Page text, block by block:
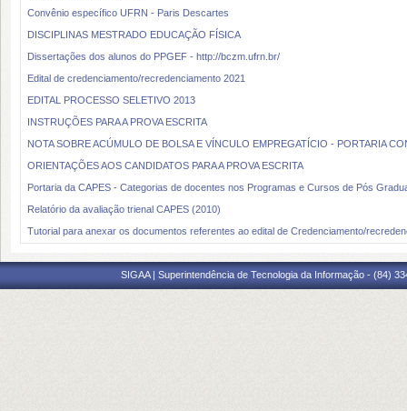
Convênio específico UFRN - Paris Descartes
DISCIPLINAS MESTRADO EDUCAÇÃO FÍSICA
Dissertações dos alunos do PPGEF - http://bczm.ufrn.br/
Edital de credenciamento/recredenciamento 2021
EDITAL PROCESSO SELETIVO 2013
INSTRUÇÕES PARA A PROVA ESCRITA
NOTA SOBRE ACÚMULO DE BOLSA E VÍNCULO EMPREGATÍCIO - PORTARIA
ORIENTAÇÕES AOS CANDIDATOS PARA A PROVA ESCRITA
Portaria da CAPES - Categorias de docentes nos Programas e Cursos de Pós
Relatório da avaliação trienal CAPES (2010)
Tutorial para anexar os documentos referentes ao edital de Credenciamento/
SIGAA | Superintendência de Tecnologia da Informação - (84)